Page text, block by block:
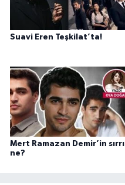
Suavi Eren Teşkilat’ta!
Mert Ramazan Demir’in sırrı
ne?